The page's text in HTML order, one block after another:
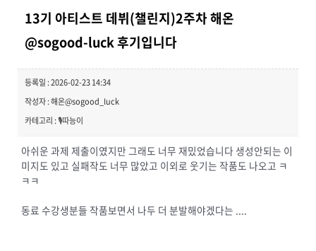
13기 아티스트 데뷔(챌린지)2주차 해온
@sogood-luck 후기입니다
등록일 : 2026-02-23 14:34
작성자 : 해온@sogood_Iuck
카테고리 : 🎙️따능이
아쉬운 과제 제출이였지만 그래도 너무 재밌었습니다 생성안되는 이
미지도 있고 실패작도 너무 많았고 이외로 웃기는 작품도 나오고 ㅋ
ㅋㅋ
동료 수강생분들 작품보면서 나두 더 분발해야겠다는 ....